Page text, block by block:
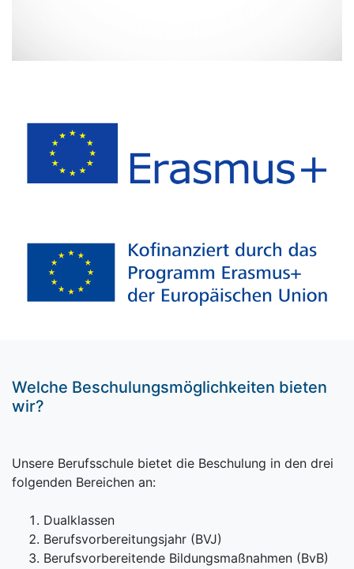
Welche Beschulungsmöglichkeiten bieten
wir?
Unsere Berufsschule bietet die Beschulung in den drei
folgenden Bereichen an:
Dualklassen
Berufsvorbereitungsjahr (BVJ)
Berufsvorbereitende Bildungsmaßnahmen (BvB)